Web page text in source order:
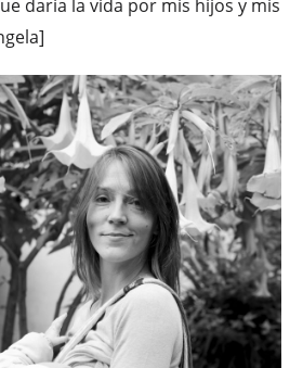
daría la vida por mis hijos y mis